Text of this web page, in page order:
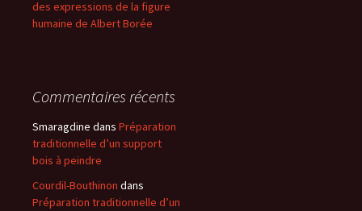
des expressions de la figure
humaine de Albert Borée
Commentaires récents
Smaragdine dans Préparation
traditionnelle d’un support
bois à peindre
Courdil-Bouthinon dans
Préparation traditionnelle d’un